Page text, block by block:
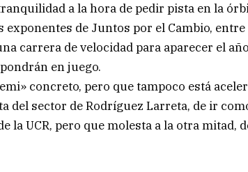
a la hora de pedir pista en la
exponentes de Juntos por el Cambio,
carrera de velocidad para aparecer el
en juego.
concreto, pero que tampoco está
del sector de Rodríguez Larreta, de ir
la UCR, pero que molesta a la otra mitad,